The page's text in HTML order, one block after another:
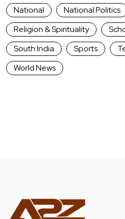
National
National Politics
Religion & Spirituality
South India
Sports
World News